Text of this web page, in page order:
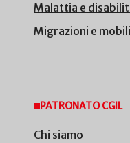
Malattia e
Migrazioni e
PATRONATO CGIL
Chi siamo